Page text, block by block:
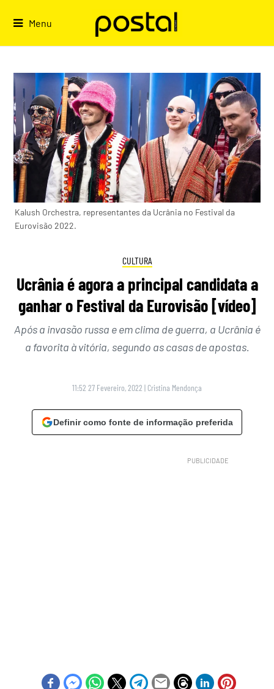
Menu
Kalush Orchestra, representantes da Ucrânia no Festival da
Eurovisão 2022.
CULTURA
Ucrânia é agora a principal candidata a
ganhar o Festival da Eurovisão [vídeo]
Após a invasão russa e em clima de guerra, a Ucrânia é
a favorita à vitória, segundo as casas de apostas.
11:52 27 Fevereiro, 2022 | Cristina Mendonça
Definir como fonte de informação preferida